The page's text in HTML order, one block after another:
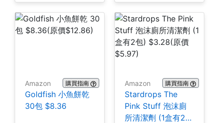
Amazon 購買指南
Goldfish 小魚餅乾
30包 $8.36
Amazon 購買指南
Stardrops The
Pink Stuff 泡沫廁
所清潔劑 (1盒有2